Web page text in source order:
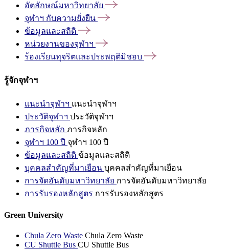
อัตลักษณ์มหาวิทยาลัย
จุฬาฯ กับความยั่งยืน
ข้อมูลและสถิติ
หน่วยงานของจุฬาฯ
ร้องเรียนทุจริตและประพฤติมิชอบ
รู้จักจุฬาฯ
แนะนำจุฬาฯ แนะนำจุฬาฯ
ประวัติจุฬาฯ ประวัติจุฬาฯ
ภารกิจหลัก ภารกิจหลัก
จุฬาฯ 100 ปี จุฬาฯ 100 ปี
ข้อมูลและสถิติ ข้อมูลและสถิติ
บุคคลสำคัญที่มาเยือน บุคคลสำคัญที่มาเยือน
การจัดอันดับมหาวิทยาลัย การจัดอันดับมหาวิทยาลัย
การรับรองหลักสูตร การรับรองหลักสูตร
Green University
Chula Zero Waste Chula Zero Waste
CU Shuttle Bus CU Shuttle Bus